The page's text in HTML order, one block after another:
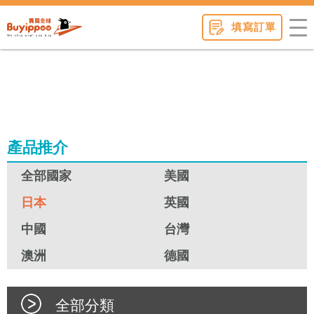
填寫訂單
產品推介
全部國家
美國
日本
英國
中國
台灣
澳洲
德國
全部分類